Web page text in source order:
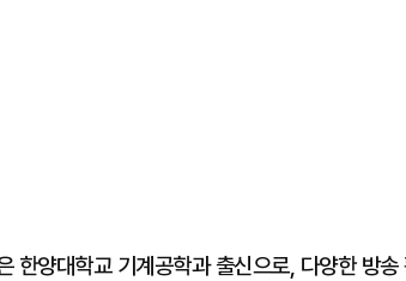
한양대학교 기계공학과 출신으로, 다양한 방